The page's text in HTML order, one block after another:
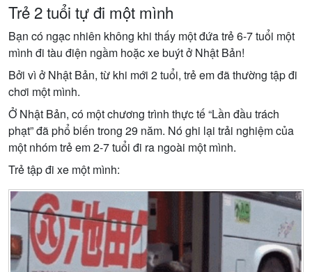
Trẻ 2 tuổi tự đi một mình
Bạn có ngạc nhiên không khi thấy một đứa trẻ 6-7 tuổi một
mình đi tàu điện ngầm hoặc xe buýt ở Nhật Bản!
Bởi vì ở Nhật Bản, từ khi mới 2 tuổi, trẻ em đã thường tập đi
chơi một mình.
Ở Nhật Bản, có một chương trình thực tế “Lần đầu trách
phạt” đã phổ biến trong 29 năm. Nó ghi lại trải nghiệm của
một nhóm trẻ em 2-7 tuổi đi ra ngoài một mình.
Trẻ tập đi xe một mình: